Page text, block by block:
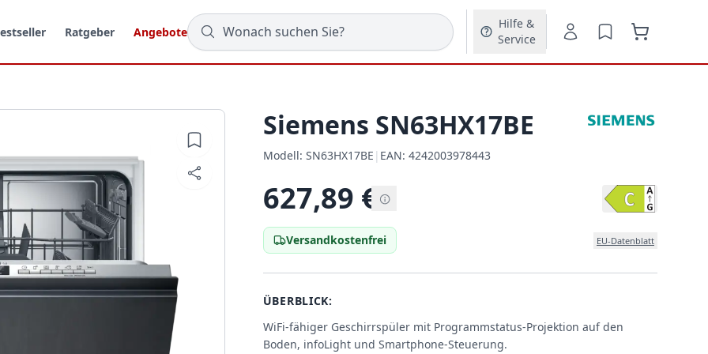
Ratgeber Angebote
Hilfe &
Service
Siemens SN63HX17BE
Modell:
Modell: SN63HX17BE |
EAN:
EAN: 4242003978443
627,89 €
Versandkostenfrei EU-Datenblatt
ÜBERBLICK:
WiFi-fähiger Geschirrspüler mit Programmstatus-Projektion auf den
Boden, infoLight und Smartphone-Steuerung.